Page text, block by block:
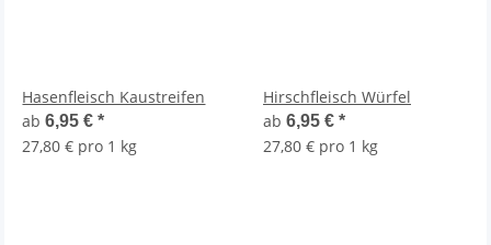
Hasenfleisch Kaustreifen
ab6,95 €*
27,80 € pro 1 kg
Hirschfleisch Würfel
ab 6,95 € *
27,80 € pro 1 kg